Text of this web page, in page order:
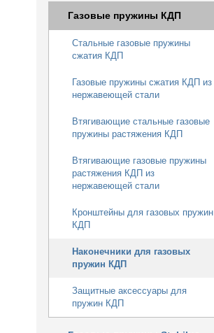
Газовые пружины КДП
Стальные газовые пружины
сжатия КДП
Газовые пружины сжатия КДП из
нержавеющей стали
Втягивающие стальные газовые
пружины растяжения КДП
Втягивающие газовые пружины
растяжения КДП из
нержавеющей стали
Кронштейны для газовых пружин
КДП
Наконечники для газовых
пружин КДП
Защитные аксессуары для
пружин КДП